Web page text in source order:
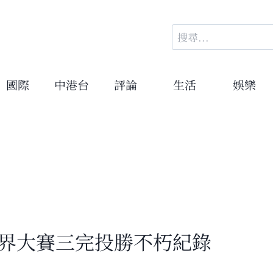
搜
尋
鍵
國際 中港台 評論 生活 娛樂
大賽三完投勝不朽紀錄